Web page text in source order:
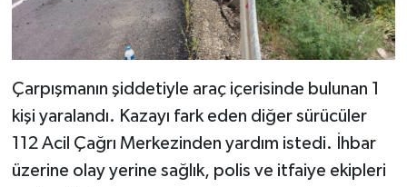
Çarpışmanın şiddetiyle araç içerisinde bulunan 1
kişi yaralandı. Kazayı fark eden diğer sürücüler
112 Acil Çağrı Merkezinden yardım istedi. İhbar
üzerine olay yerine sağlık, polis ve itfaiye ekipleri